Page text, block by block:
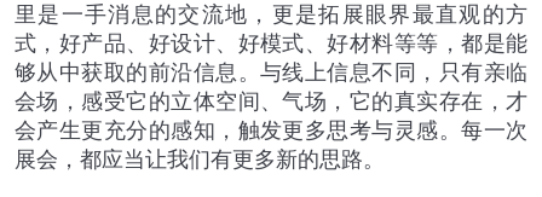
里是一手消息的交流地，更是拓展眼界最直观的方
式，好产品、好设计、好模式、好材料等等，都是能
够从中获取的前沿信息。与线上信息不同，只有亲临
会场，感受它的立体空间、气场，它的真实存在，才
会产生更充分的感知，触发更多思考与灵感。每一次
展会，都应当让我们有更多新的思路。